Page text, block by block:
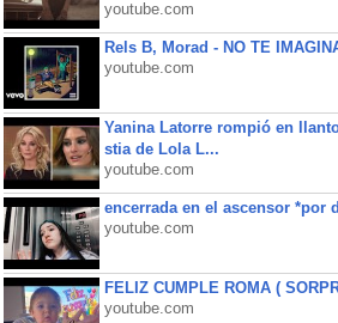
youtube.com
Rels B, Morad - NO TE
youtube.com
Yanina Latorre rompió en
stia de Lola L...
youtube.com
encerrada en el ascensor *por
youtube.com
FELIZ CUMPLE ROMA (
youtube.com